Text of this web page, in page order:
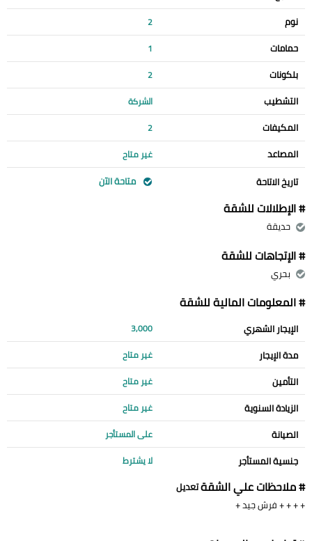
نوم 2
حمامات 1
بلكونات 2
التشطيب الشركة
المكيفات 2
المصاعد غير متاح
تاريخ الاتاحة متاحة الآن
# الإطلالات للشقة
حديقة
# الإتجاهات للشقة
بحري
# المعلومات المالية للشقة
الإيجار الشهري 3,000
مدة الإيجار غير متاح
التأمين غير متاح
الزيادة السنوية غير متاح
الصيانة على المستأجر
جنسية المستأجر لا يشترط
# ملاحظات علي الشقةتعديل
+ + + + فرش جيد +